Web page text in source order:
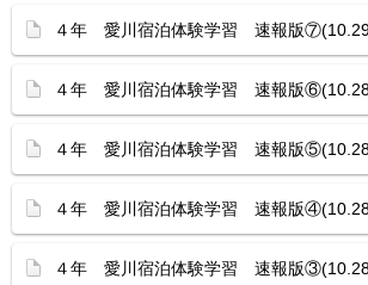
４年 愛川宿泊体験学習 速報版
４年 愛川宿泊体験学習 速報版
４年 愛川宿泊体験学習 速報版
４年 愛川宿泊体験学習 速報版
４年 愛川宿泊体験学習 速報版